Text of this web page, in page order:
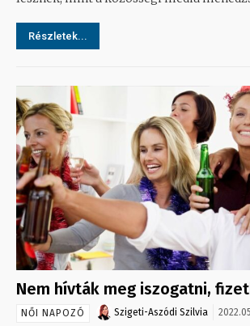
Részletek...
Nem hívták meg iszogatni,
NŐI NAPOZÓ Szigeti-Aszódi Szilvia